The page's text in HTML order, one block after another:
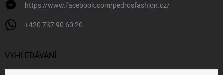
https://www.facebook.com/pedrosfashion.cz/
+420 737 90 60 20
VYHLEDÁVÁNÍ